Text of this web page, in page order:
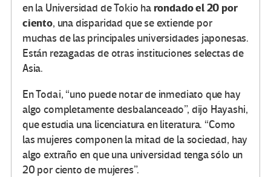
en la Universidad de Tokio ha rondado el 20 por
ciento, una disparidad que se extiende por
muchas de las principales universidades japonesas.
Están rezagadas de otras instituciones selectas de
Asia.
En Todai, “uno puede notar de inmediato que hay
algo completamente desbalanceado”, dijo Hayashi,
que estudia una licenciatura en literatura. “Como
las mujeres componen la mitad de la sociedad, hay
algo extraño en que una universidad tenga sólo un
20 por ciento de mujeres”.